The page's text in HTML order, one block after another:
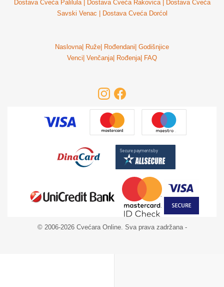
Dostava Cveća Palilula
Dostava Cveća Rakovica
Dostava Cveća
Savski Venac
Dostava Cveća Dorćol
Naslovna| Ruže Rođendani Godišnjice
Venci Venčanja| Rođenja| FAQ
© 2006-2026 Cvećara Online. Sva prava zadržana -